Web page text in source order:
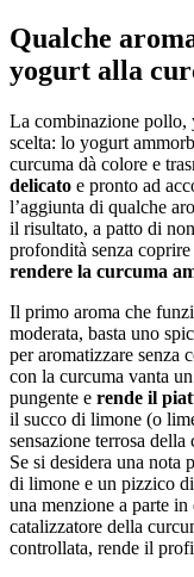
Qualche
yogurt alla
La combinazione pollo,
scelta: lo yogurt
curcuma dà colore e
delicato e pronto ad
l’aggiunta di qualche
il risultato, a patto di
profondità senza
rendere la curcuma
Il primo aroma che
moderata, basta uno
per aromatizzare senza
con la curcuma vanta
pungente e rende il
il succo di limone (o
sensazione terrosa
Se si desidera una nota
di limone e un pizzico
una menzione a parte
catalizzatore della
controllata, rende il